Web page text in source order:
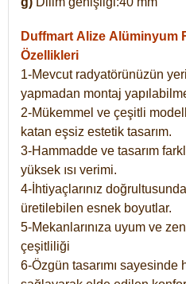
Duffmart Alize Alüminyum
Özellikleri
1-Mevcut radyatörünüzün
yapmadan montaj
2-Mükemmel ve çeşitli
katan eşsiz estetik tasarım.
3-Hammadde ve tasarım
yüksek ısı verimi.
4-İhtiyaçlarınız
üretilebilen esnek boyutlar.
5-Mekanlarınıza uyum ve
çeşitliliği
6-Özgün tasarımı sayesinde